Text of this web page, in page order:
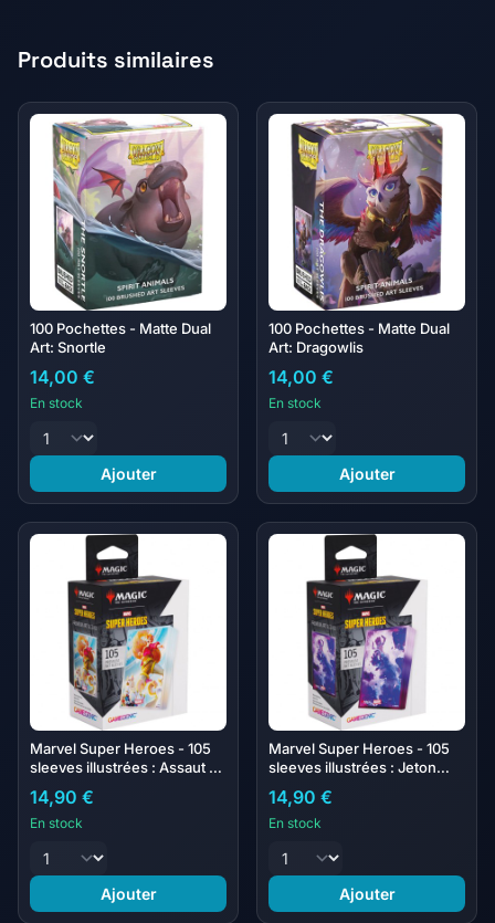
Produits similaires
100 Pochettes - Matte Dual
Art: Snortle
14,00 €
En stock
Ajouter
100 Pochettes - Matte Dual
Art: Dragowlis
14,00 €
En stock
Ajouter
Marvel Super Heroes - 105
sleeves illustrées : Assaut à
14,90 €
En stock
Ajouter
Marvel Super Heroes - 105
sleeves illustrées : Jeton
14,90 €
En stock
Ajouter